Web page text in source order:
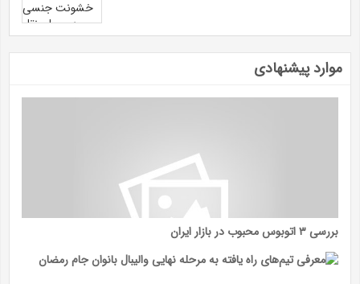
موارد پیشنهادی
بررسی ۳ اتوبوس محبوب در بازار ایران